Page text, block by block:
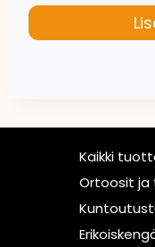
Kaikki
Ortoosit ja